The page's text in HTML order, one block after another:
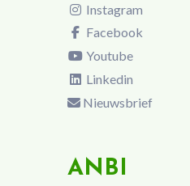
Instagram
Facebook
Youtube
Linkedin
Nieuwsbrief
ANBI